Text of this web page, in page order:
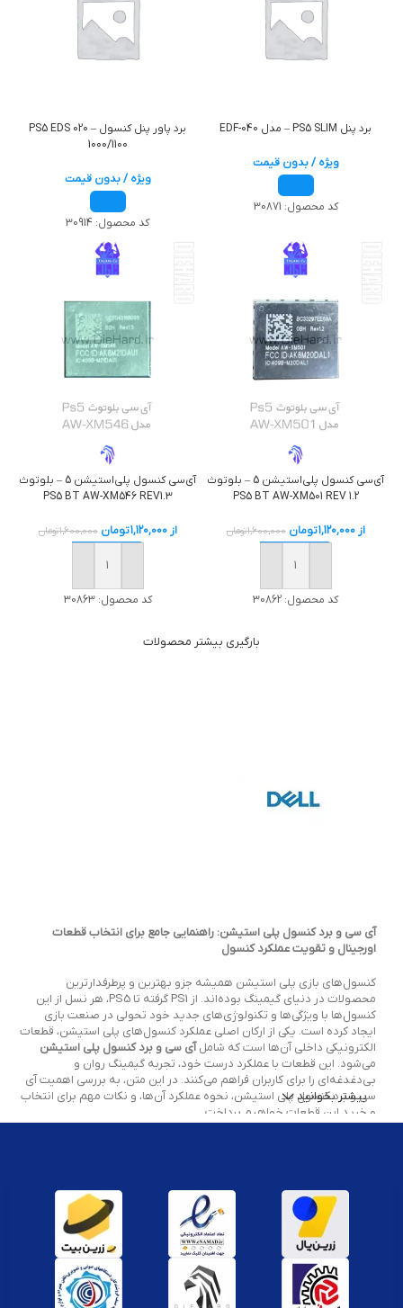
برد پنل PS5 SLIM – مدل EDF-040
ویژه / بدون قیمت
کد محصول: 30871
برد پاور پنل کنسول – PS5 EDS 020
1000/1100
ویژه / بدون قیمت
کد محصول: 30914
آی‌سی کنسول پلی‌استیشن 5 – بلوتوث
PS5 BT AW-XM501 REV 1.2
از1,120,000تومان 1,600,000تومان
خرید
کد محصول: 30862
آی‌سی کنسول پلی‌استیشن 5 – بلوتوث
PS5 BT AW-XM546 REV1.3
از1,120,000تومان 1,600,000تومان
خرید
کد محصول:30863
بارگیری بیشتر محصولات
آی سی و برد کنسول پلی استیشن: راهنمایی جامع برای انتخاب قطعات
اورجینال و تقویت عملکرد کنسول
کنسول‌های بازی پلی استیشن همیشه جزو بهترین و پرطرفدارترین
محصولات در دنیای گیمینگ بوده‌اند. از PS1 گرفته تا PS5، هر نسل از این
کنسول‌ها با ویژگی‌ها و تکنولوژی‌های جدید خود تحولی در صنعت بازی
ایجاد کرده است. یکی از ارکان اصلی عملکرد کنسول‌های پلی استیشن، قطعات
الکترونیکی داخلی آن‌ها است که شاملآی سی و برد کنسول پلی استیشن
می‌شود. این قطعات با عملکرد درست خود، تجربه گیمینگ روان و
بی‌دغدغه‌ای را برای کاربران فراهم می‌کنند. در این متن، به بررسی اهمیت آی
سی و برد کنسول پلی استیشن، نحوه عملکرد آن‌ها، و نکات مهم برای انتخاب
و خرید این قطعات خواهیم پرداخت.
در ابتدا، باید بگوییم که آی سی (IC) یا مدار مجتمع و
برد کنسول پلی
، جزو قطعات حیاتی در عملکرد کنسول‌های بازی پلی استیشن
هستند. آی سی‌ها
مدارهای الکترونیکی پیچیده‌ای هستند که برای انجام
وظایف خاص در کنسول‌ها استفاده می‌شوند. این قطعات می‌توانند شامل
پردازنده‌های مرکزی (CPU)، پردازنده‌های گرافیکی (GPU)، حافظه‌ها و دیگر
مدارهای حساس باشند. برد کنسول نیز قطعه‌ای است که تمامی این آی سی‌ها
بیشتر بخوانید